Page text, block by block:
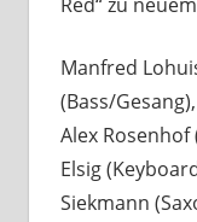
Manfred
(Bass/
Alex
Elsig
Siekmann